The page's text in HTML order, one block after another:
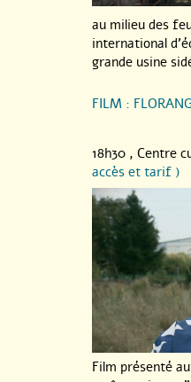
au milieu des
international
grande usine
FILM :
18h30 , Centre
accès et tarif )
Film présenté